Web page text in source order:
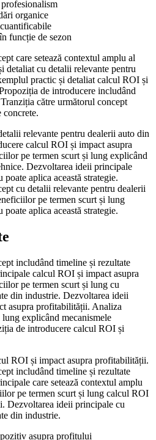
organice
funcție de sezon
care setează contextul amplu al
detaliat cu detalii relevante pentru
practic și detaliat calcul ROI și
de introducere includând
către următorul concept
concrete.
relevante pentru dealerii auto din
calcul ROI și impact asupra
pe termen scurt și lung explicând
Dezvoltarea ideii principale
aplica această strategie.
cu detalii relevante pentru dealerii
pe termen scurt și lung
aplica această strategie.
includând timeline și rezultate
calcul ROI și impact asupra
pe termen scurt și lung cu
din industrie. Dezvoltarea ideii
asupra profitabilității. Analiza
explicând mecanismele
de introducere calcul ROI și
ROI și impact asupra profitabilității.
includând timeline și rezultate
care setează contextul amplu
pe termen scurt și lung calcul ROI
Dezvoltarea ideii principale cu
din industrie.
asupra profitului